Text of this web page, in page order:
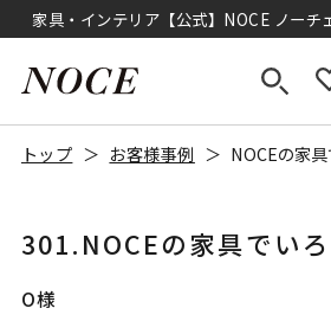
家具・インテリア【公式】NOCE ノーチ
トップ お客様事例 NOCEの家
301.NOCEの家具でい
O様